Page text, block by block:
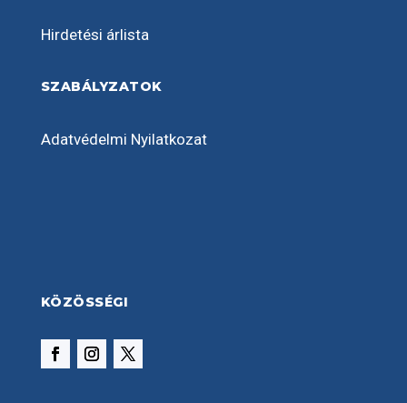
Hirdetési árlista
SZABÁLYZATOK
Adatvédelmi Nyilatkozat
KÖZÖSSÉGI